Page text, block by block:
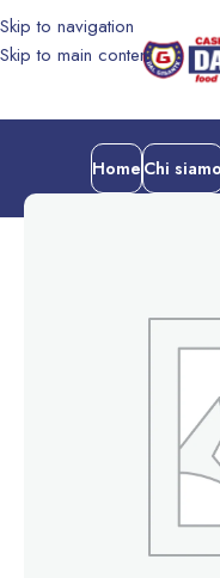
Skip to navigation
Skip to main content
Home Chi siamo